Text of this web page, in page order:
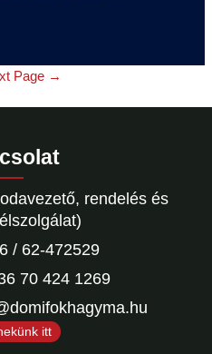
Page →
rendelés és
/ 62-472529
70 424 1269
itt